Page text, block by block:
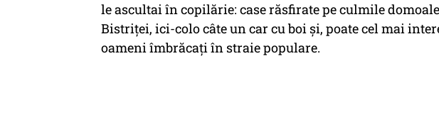
le ascultai în copilărie: case răsfirate pe culmile
Bistriței, ici-colo câte un car cu boi și, poate cel mai
oameni îmbrăcați în straie populare.